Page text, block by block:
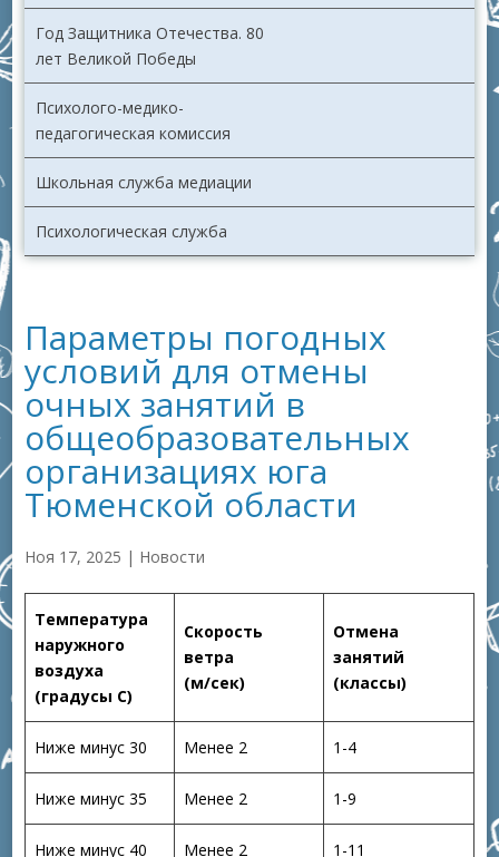
Год Защитника Отечества. 80
лет Великой Победы
Психолого-медико-
педагогическая комиссия
Школьная служба медиации
Психологическая служба
Параметры погодных
условий для отмены
очных занятий в
общеобразовательных
организациях юга
Тюменской области
Ноя 17, 2025 | Новости
Температура
наружного
воздуха
(градусы С)
Скорость
ветра
(м/сек)
Отмена
занятий
(классы)
Ниже минус 30 Менее 2 1-4
Ниже минус 35 Менее 2 1-9
Ниже минус 40 Менее 2 1-11